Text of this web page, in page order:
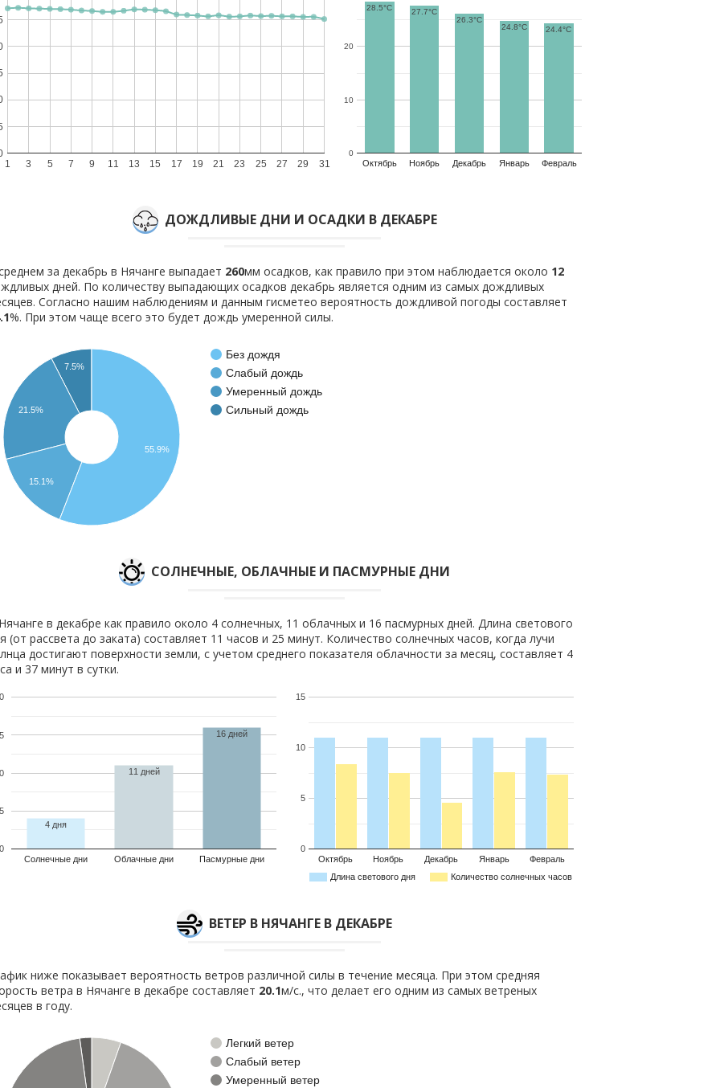
1 3 5 7 9 11 13 15 17 19 21 23 25 27 29 31 Октябрь Ноябрь Декабрь Январь Февраль
0
10
20
28.5°C
27.7°C
26.3°C
24.8°C
24.4°C
ДОЖДЛИВЫЕ ДНИ И ОСАДКИ В ДЕКАБРЕ
за декабрь в Нячанге выпадает 260мм осадков, как правило при этом наблюдается около 12
дней. По количеству выпадающих осадков декабрь является одним из самых дождливых
Согласно нашим наблюдениям и данным гисметео вероятность дождливой погоды составляет
%. При этом чаще всего это будет дождь умеренной силы.
Без дождя
Слабый дождь
Умеренный дождь
Сильный дождь
7.5%
21.5%
15.1%
55.9%
CОЛНЕЧНЫЕ, ОБЛАЧНЫЕ И ПАСМУРНЫЕ ДНИ
в декабре как правило около 4 солнечных, 11 облачных и 16 пасмурных дней. Длина светового
(от рассвета до заката) составляет 11 часов и 25 минут. Количество солнечных часов, когда лучи
достигают поверхности земли, с учетом среднего показателя облачности за месяц, составляет 4
и 37 минут в сутки.
Солнечные дни Облачные дни Пасмурные дни
0
5
4 дня
11 дней
16 дней
Длина светового дня Количество солнечных часов
Октябрь Ноябрь Декабрь Январь Февраль
0
5
10
15
ВЕТЕР В НЯЧАНГЕ В ДЕКАБРЕ
ниже показывает вероятность ветров различной силы в течение месяца. При этом средняя
ветра в Нячанге в декабре составляет 20.1м/с., что делает его одним из самых ветреных
в году.
Легкий ветер
Слабый ветер
Умеренный ветер